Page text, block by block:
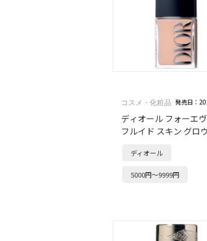
コスメ・化粧品 発売日：
ディオール フォーエ
フルイド スキン グロウ
ディオール
5000円～9999円